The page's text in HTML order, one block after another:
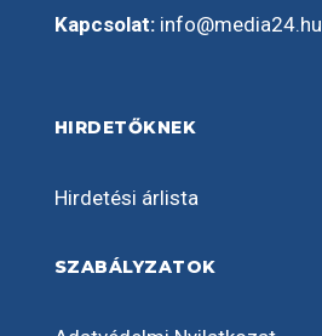
Kapcsolat: info@media24.hu
HIRDETŐKNEK
Hirdetési árlista
SZABÁLYZATOK